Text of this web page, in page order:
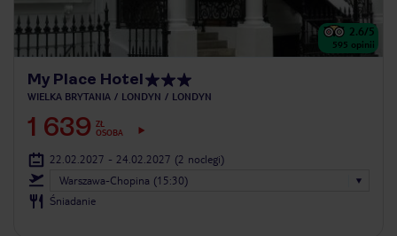
2.6/5
595 opinii
My Place Hotel
WIELKA BRYTANIA LONDYN LONDYN
1 639 ZŁ
OSOBA
22.02.2027 - 24.02.2027 (2 noclegi)
Warszawa-Chopina (15:30)
Śniadanie